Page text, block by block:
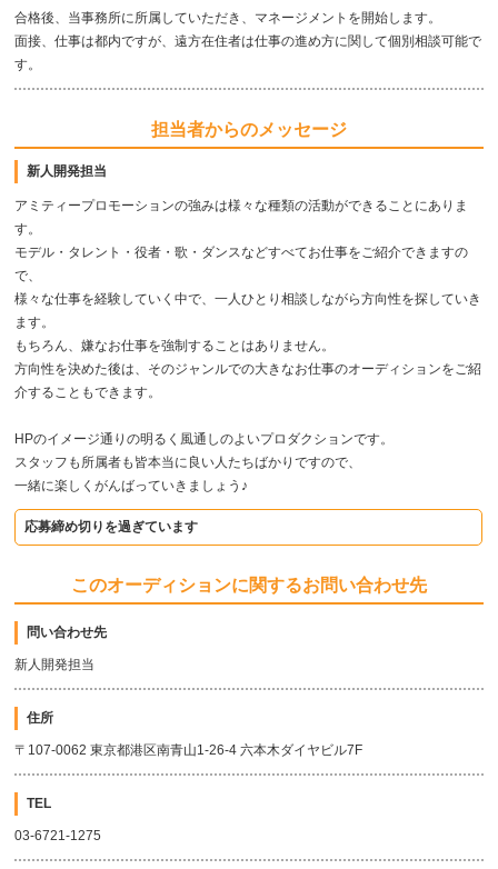
合格後、当事務所に所属していただき、マネージメントを開始します。
面接、仕事は都内ですが、遠方在住者は仕事の進め方に関して個別相談可能で
す。
担当者からのメッセージ
新人開発担当
アミティープロモーションの強みは様々な種類の活動ができることにありま
す。
モデル・タレント・役者・歌・ダンスなどすべてお仕事をご紹介できますの
で、
様々な仕事を経験していく中で、一人ひとり相談しながら方向性を探していき
ます。
もちろん、嫌なお仕事を強制することはありません。
方向性を決めた後は、そのジャンルでの大きなお仕事のオーディションをご紹
介することもできます。
HPのイメージ通りの明るく風通しのよいプロダクションです。
スタッフも所属者も皆本当に良い人たちばかりですので、
一緒に楽しくがんばっていきましょう♪
応募締め切りを過ぎています
このオーディションに関するお問い合わせ先
問い合わせ先
新人開発担当
住所
〒107-0062 東京都港区南青山1-26-4 六本木ダイヤビル7F
TEL
03-6721-1275